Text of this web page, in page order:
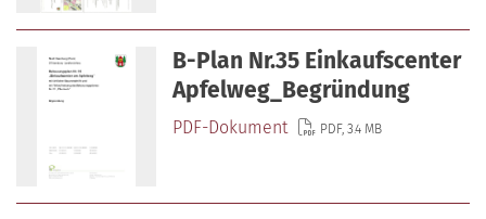
B-Plan Nr.35 Einkaufscenter
Apfelweg_Begründung
PDF-Dokument PDF, 3.4 MB